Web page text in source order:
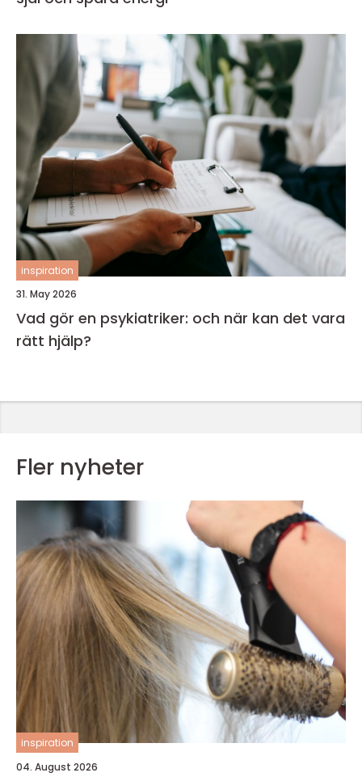
inspiration
31. May 2026
Vad gör en psykiatriker: och när kan det vara
rätt hjälp?
Fler nyheter
inspiration
04. August 2026